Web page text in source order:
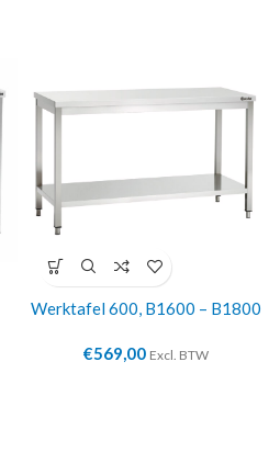
Werktafel 600, B1600 – B1800
€569,00 Excl. BTW